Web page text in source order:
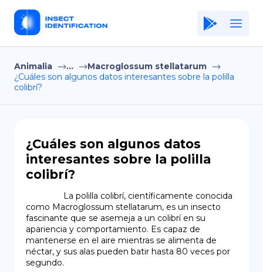
Home
Application
Privacy Policy
EN
FR
Animalia ...
Macroglossum stellatarum
¿Cuáles son algunos datos interesantes sobre la polilla
colibrí?
¿Cuáles son algunos datos
interesantes sobre la polilla
colibrí?
como Macroglossum stellatarum, es un insecto
fascinante que se asemeja a un colibrí en su
apariencia y comportamiento. Es capaz de
mantenerse en el aire mientras se alimenta de
néctar, y sus alas pueden batir hasta 80 veces por
segundo.